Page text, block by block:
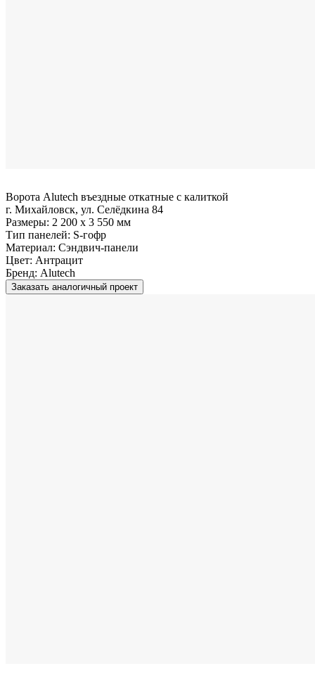
Ворота Alutech въездные откатные с калиткой
г. Михайловск, ул. Селёдкина 84
Размеры: 2 200 x 3 550 мм
Тип панелей: S-гофр
Материал: Сэндвич-панели
Цвет: Антрацит
Бренд: Alutech
Заказать аналогичный проект